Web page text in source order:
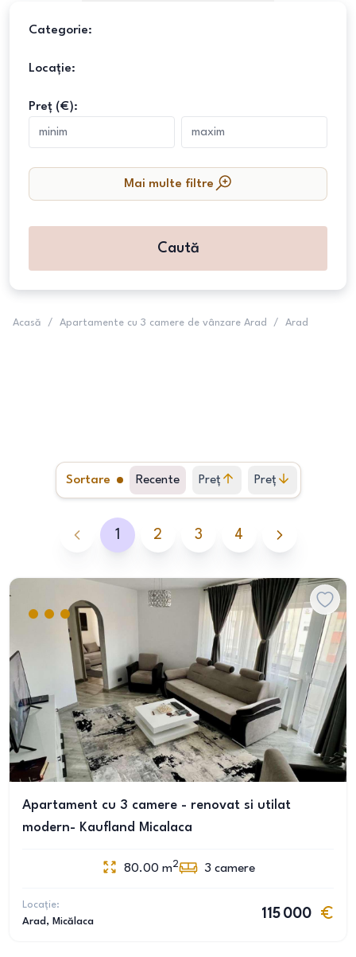
Categorie:
Locație:
Preț (€):
Mai multe filtre
Caută
Acasă / Apartamente cu 3 camere de vânzare Arad / Arad
Sortare Recente Preț
crescător
Preț
descrescător
1 2 3 4
Apartament cu 3 camere - renovat si utilat
modern- Kaufland Micalaca
80.00 m2 3 camere
Locație:
Arad , Micălaca
115 000